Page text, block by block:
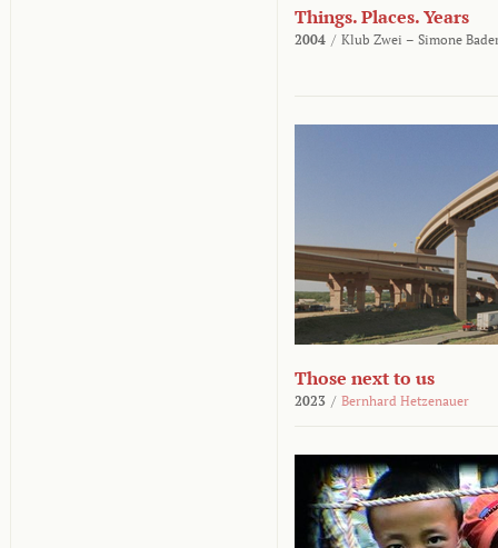
Things. Places. Years
2004 / Klub Zwei – Simone
Those next to us
2023 / Bernhard Hetzenauer